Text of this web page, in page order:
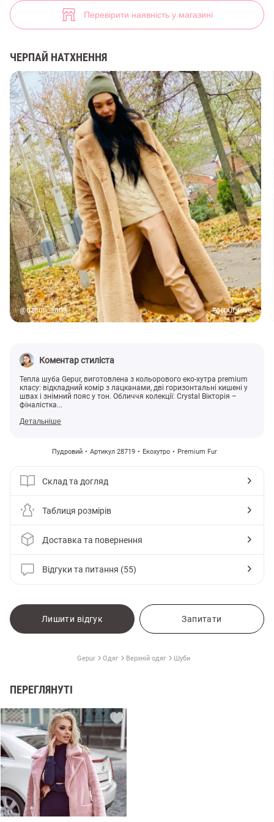
55
Перевірити наявність у магазині
ЧЕРПАЙ НАТХНЕННЯ
@dzhun_anna #gepur_love
Коментар стиліста
Тепла шуба Gepur, виготовлена з кольорового еко-хутра premium
класу: відкладний комір з лацканами, дві горизонтальні кишені у
швах і знімний пояс у тон. Обличчя колекції: Сrystal Вікторія –
фіналістка...
Детальніше
Пудровий Артикул 28719 Екохутро Premium Fur
Склад та догляд
Таблиця розмірів
Доставка та повернення
Відгуки та питання (55)
Лишити відгук Запитати
Gepur Одяг Верхній одяг Шуби
ПЕРЕГЛЯНУТІ
Шуба зі штучного хутра (арт. 28719) ♡ інтернет-магазин Gepur